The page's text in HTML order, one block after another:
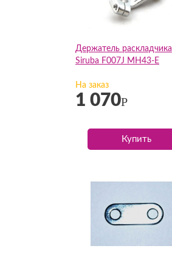
Держатель раскладчика
Siruba F007J MH43-E
На заказ
1 070Р
Купить